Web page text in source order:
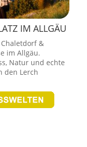
IM ALLGÄU
Chaletdorf &
im Allgäu.
Natur und echte
den Lerch